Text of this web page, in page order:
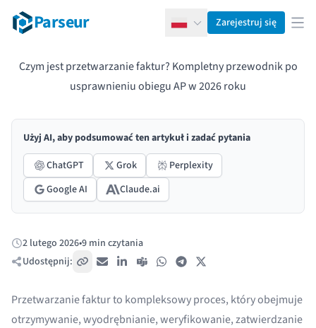
Parseur PolskiZarejestruj się
Czym jest przetwarzanie faktur? Kompletny przewodnik po
usprawnieniu obiegu AP w 2026 roku
Użyj AI, aby podsumować ten artykuł i zadać pytania
ChatGPT
Grok
Perplexity
Google AI
Claude.ai
Opublikowano:
2 lutego 2026•9 min czytania
Udostępnij:
Skopiuj link
E-mail LinkedIn
Teams WhatsAppTelegram
Przetwarzanie faktur to kompleksowy proces, który obejmuje
otrzymywanie, wyodrębnianie, weryfikowanie, zatwierdzanie